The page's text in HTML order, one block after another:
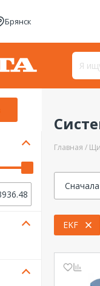
Брянск
Главная
EKF